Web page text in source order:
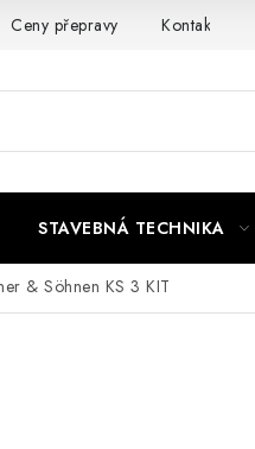
Ceny přepravy Kontakty
STAVEBNÁ TECHNIKA
& Söhnen KS 3 KIT